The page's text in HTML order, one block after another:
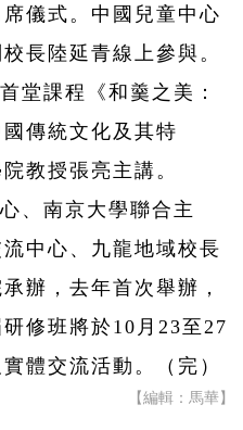
儀式。中國兒童中心
長陸延青線上參與。
堂課程《和羹之美：
傳統文化及其特
教授張亮主講。
、南京大學聯合主
中心、九龍地域校長
辦，去年首次舉辦，
修班將於10月23至27
體交流活動。（完）
【編輯：馬華】